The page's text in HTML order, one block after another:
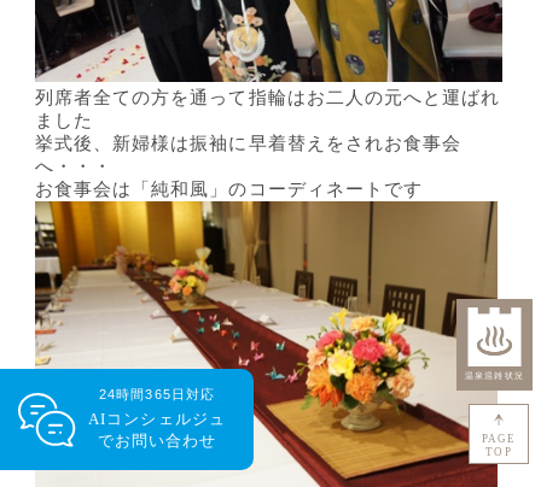
列席者全ての方を通って指輪はお二人の元へと運ばれ
ました
挙式後、新婦様は振袖に早着替えをされお食事会
へ・・・
お食事会は「純和風」のコーディネートです
PAGE
TOP
24時間365日対応
AIコンシェルジュ
でお問い合わせ